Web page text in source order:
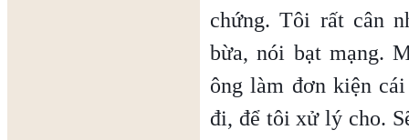
chứng. Tôi rất cân
bừa, nói bạt mạng.
ông làm đơn kiện
đi, để tôi xử lý cho.